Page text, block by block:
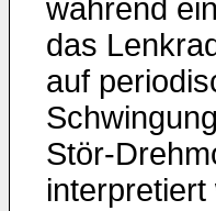
während
das
auf
Stör-
interpretiert